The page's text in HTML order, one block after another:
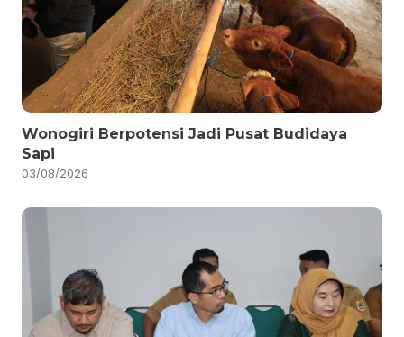
Wonogiri Berpotensi Jadi Pusat Budidaya
Sapi
03/08/2026